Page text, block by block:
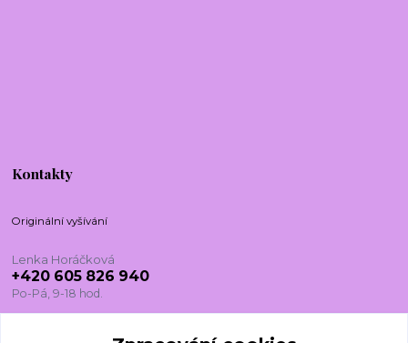
Kontakty
Originální vyšívání
Lenka Horáčková
+420 605 826 940
Po-Pá, 9-18 hod.
lenkadesign@centrum.cz